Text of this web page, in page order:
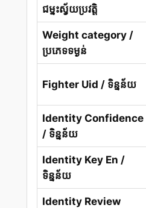
ជម្នះស្វ័យប្រវត្តិ
Weight category /
ប្រភេទទម្ងន់
Fighter Uid / ទិន្នន័យ
Identity Confidence
/ ទិន្នន័យ
Identity Key En /
ទិន្នន័យ
Identity Review